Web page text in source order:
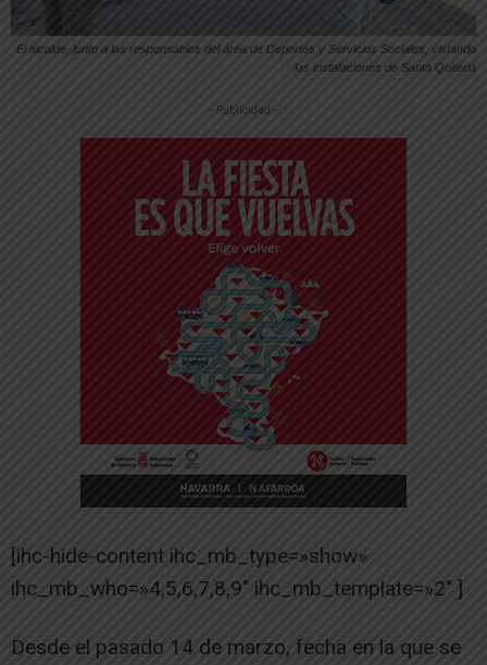
El alcalde, junto a las responsables del área de Deportes y Servicios Sociales, vistando
las instalaciones de Santa Quiteria
-- Publicidad --
[ihc-hide-content ihc_mb_type=»show»
ihc_mb_who=»4,5,6,7,8,9″ ihc_mb_template=»2″ ]
Desde el pasado 14 de marzo, fecha en la que se